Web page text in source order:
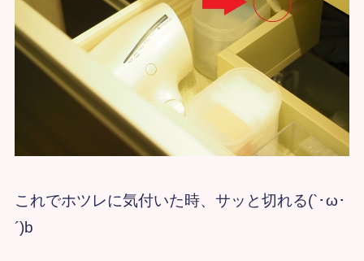
これでホツレに気付いた時、サッと切れる(`･ω･
´)b